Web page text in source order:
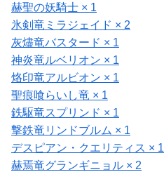
赫聖の妖騎士 × 1
氷剣竜ミラジェイド × 2
灰燼竜バスタード × 1
神炎竜ルベリオン × 1
烙印竜アルビオン × 1
聖痕喰らいし竜 × 1
鉄駆竜スプリンド × 1
撃鉄竜リンドブルム × 1
デスピアン・クエリティス × 1
赫焉竜グランギニョル × 2